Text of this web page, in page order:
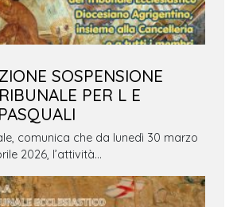
SOSPENSIONE
PER L E
comunica che da lunedì 30 marzo
2026, l’attività…